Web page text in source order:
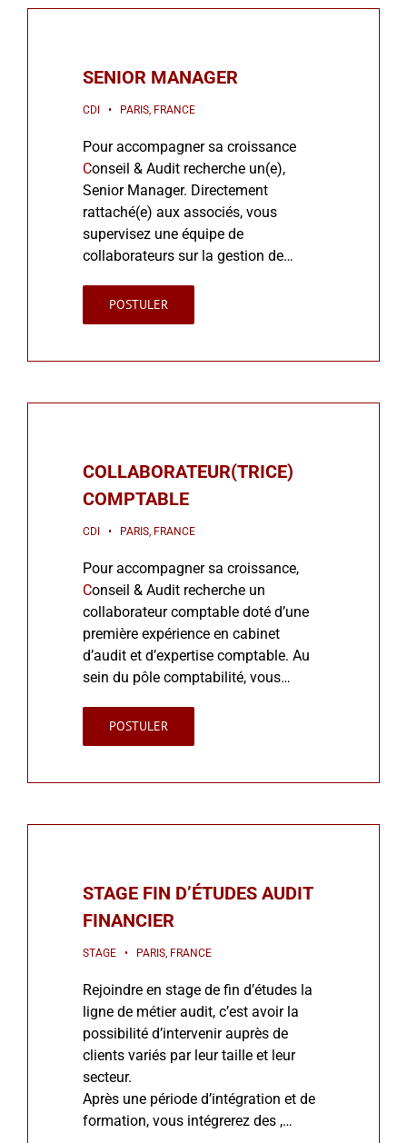
SENIOR MANAGER
CDI • PARIS, FRANCE
Pour accompagner sa croissance
Conseil & Audit recherche un(e),
Senior Manager. Directement
rattaché(e) aux associés, vous
supervisez une équipe de
collaborateurs sur la gestion de…
POSTULER
COLLABORATEUR(TRICE)
COMPTABLE
CDI • PARIS, FRANCE
Pour accompagner sa croissance,
Conseil & Audit recherche un
collaborateur comptable doté d’une
première expérience en cabinet
d’audit et d’expertise comptable. Au
sein du pôle comptabilité, vous…
POSTULER
STAGE FIN D’ÉTUDES AUDIT
FINANCIER
STAGE • PARIS, FRANCE
Rejoindre en stage de fin d’études la
ligne de métier audit, c’est avoir la
possibilité d’intervenir auprès de
clients variés par leur taille et leur
secteur.
Après une période d’intégration et de
formation, vous intégrerez des ,…